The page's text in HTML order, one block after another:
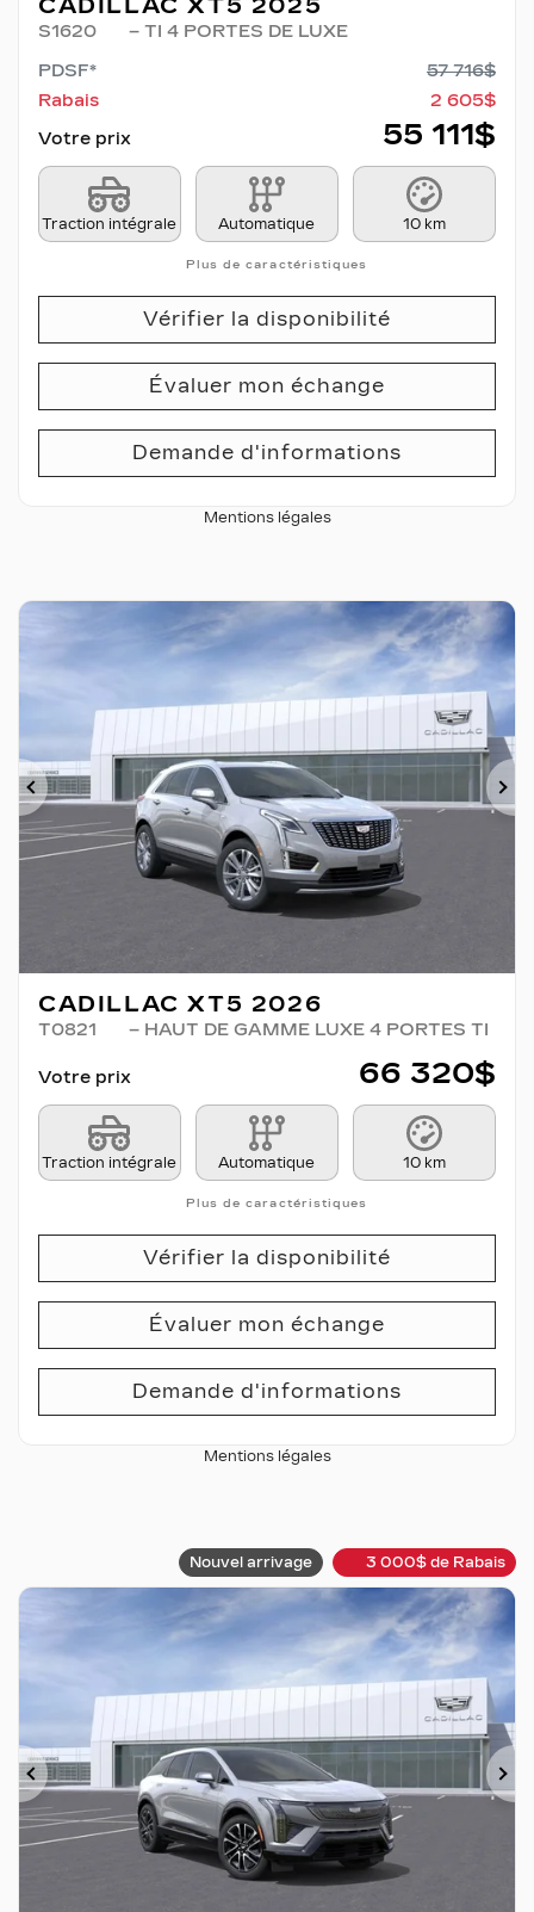
CADILLAC XT5 2025
S1620
– TI 4 PORTES DE LUXE
PDSF*
57 716$
Rabais
2 605$
Votre prix
55 111$
Traction intégrale Automatique 10 km
Plus de caractéristiques
Vérifier la disponibilité
Évaluer mon échange
Demande d'informations
Mentions légales
Précédent
CADILLAC XT5 2026
T0821 – HAUT DE GAMME LUXE 4 PORTES TI
Votre prix 66 320$
Traction intégrale Automatique 10 km
Plus de caractéristiques
Vérifier la disponibilité
Évaluer mon échange
Demande d'informations
Mentions légales
Nouvel arrivage 3 000$ de Rabais
Précédent